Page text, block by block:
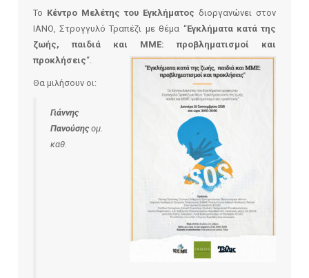
Το Κέντρο Μελέτης του Εγκλήματος διοργανώνει στον
ΙΑΝΟ, Στρογγυλό Τραπέζι με θέμα “Εγκλήματα κατά της
ζωής, παιδιά και ΜΜΕ: προβληματισμοί και
προκλήσεις“.
Θα μιλήσουν οι:
Γιάννης
Πανούσηςομ.
καθ.